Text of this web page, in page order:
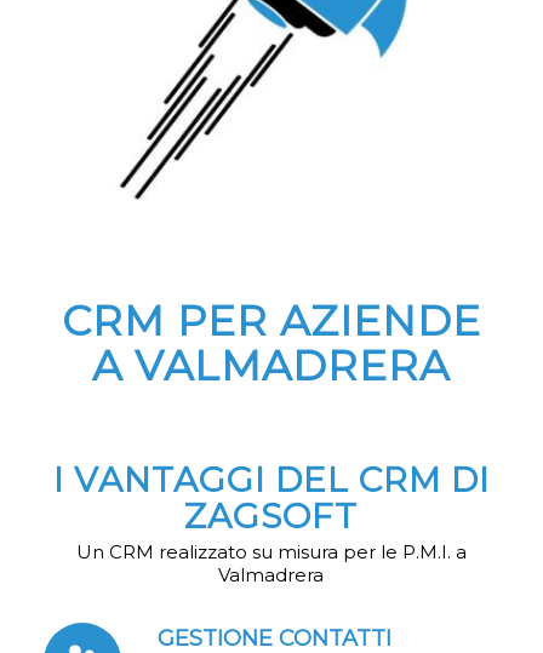
CRM PER AZIENDE
A VALMADRERA
I VANTAGGI DEL CRM DI
ZAGSOFT
Un CRM realizzato su misura per le P.M.I. a
Valmadrera
GESTIONE CONTATTI